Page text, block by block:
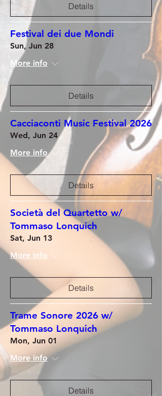
Details
Festival dei due Mondi
Sun, Jun 28
More info
Details
Cacciaconti Music Festival 2026
Wed, Jun 24
More info
Details
Società del Quartetto w/
Tommaso Lonquich
Sat, Jun 13
More info
Details
Trame Sonore 2026 w/
Tommaso Lonquich
Mon, Jun 01
More info
Details